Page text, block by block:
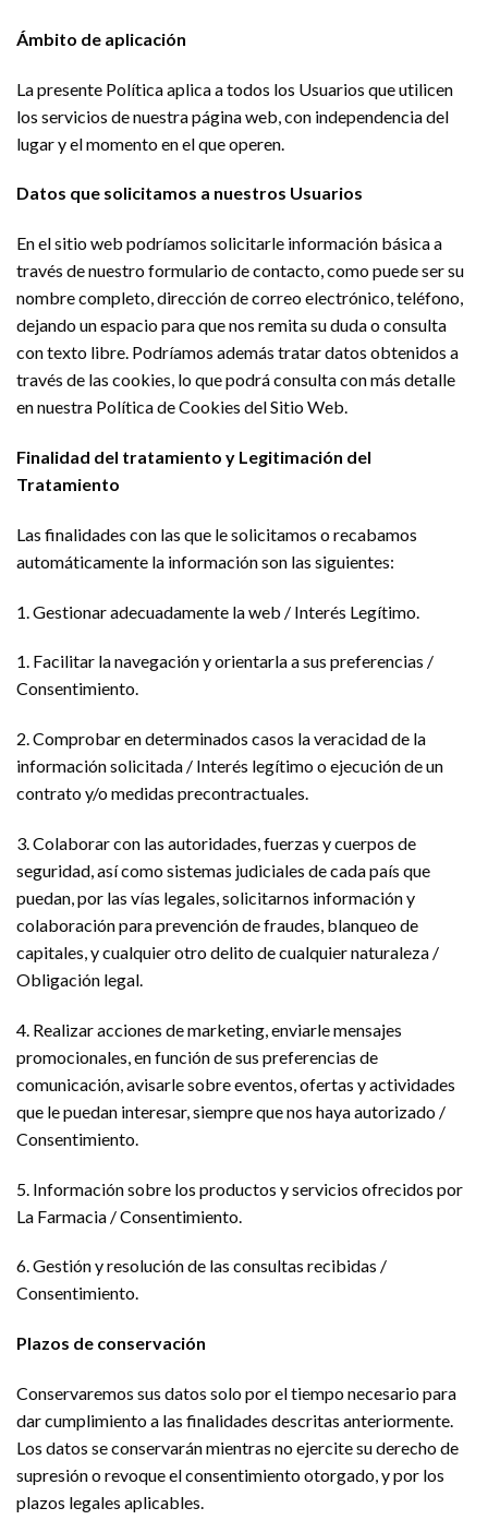
Ámbito de aplicación
La presente Política aplica a todos los Usuarios que utilicen
los servicios de nuestra página web, con independencia del
lugar y el momento en el que operen.
Datos que solicitamos a nuestros Usuarios
En el sitio web podríamos solicitarle información básica a
través de nuestro formulario de contacto, como puede ser su
nombre completo, dirección de correo electrónico, teléfono,
dejando un espacio para que nos remita su duda o consulta
con texto libre. Podríamos además tratar datos obtenidos a
través de las cookies, lo que podrá consulta con más detalle
en nuestra Política de Cookies del Sitio Web.
Finalidad del tratamiento y Legitimación del
Tratamiento
Las finalidades con las que le solicitamos o recabamos
automáticamente la información son las siguientes:
1. Gestionar adecuadamente la web / Interés Legítimo.
1. Facilitar la navegación y orientarla a sus preferencias /
Consentimiento.
2. Comprobar en determinados casos la veracidad de la
información solicitada / Interés legítimo o ejecución de un
contrato y/o medidas precontractuales.
3. Colaborar con las autoridades, fuerzas y cuerpos de
seguridad, así como sistemas judiciales de cada país que
puedan, por las vías legales, solicitarnos información y
colaboración para prevención de fraudes, blanqueo de
capitales, y cualquier otro delito de cualquier naturaleza /
Obligación legal.
4. Realizar acciones de marketing, enviarle mensajes
promocionales, en función de sus preferencias de
comunicación, avisarle sobre eventos, ofertas y actividades
que le puedan interesar, siempre que nos haya autorizado /
Consentimiento.
5. Información sobre los productos y servicios ofrecidos por
La Farmacia / Consentimiento.
6. Gestión y resolución de las consultas recibidas /
Consentimiento.
Plazos de conservación
Conservaremos sus datos solo por el tiempo necesario para
dar cumplimiento a las finalidades descritas anteriormente.
Los datos se conservarán mientras no ejercite su derecho de
supresión o revoque el consentimiento otorgado, y por los
plazos legales aplicables.